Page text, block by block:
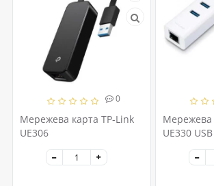
0
Мережева карта TP-Link
UE306
Мережева
UE330
(UE330)